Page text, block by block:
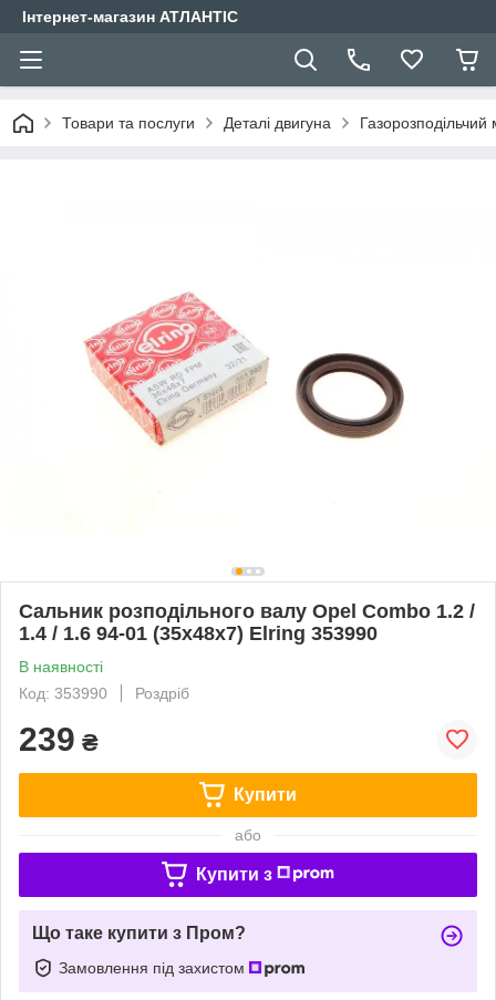
Інтернет-магазин АТЛАНТІС
Товари та послуги Деталі двигуна Газорозподільчий
Сальник розподільного валу Opel Combo 1.2 /
1.4 / 1.6 94-01 (35x48x7) Elring 353990
В наявності
Код: 353990
Роздріб
239 ₴
Купити
або
Купити з
Що таке купити з Пром?
Замовлення під захистом